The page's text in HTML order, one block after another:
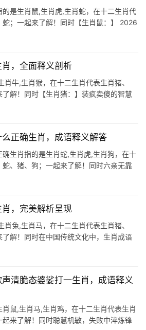
是生肖鼠,生肖虎,生肖蛇，在十二生肖代
；一起来了解！同时【生肖鼠：】 2026
恐遭打压，项目被抢或团队停滞，职场
，全面释义剖析
牛,生肖猴，在十二生肖代表生肖猪、
解！同时【生肖猪：】装疯卖傻的智慧
逢“天德”吉星照拂，事业上若遇团队倾
正确生肖，成语释义解答
生肖指的是生肖蛇,生肖虎,生肖狗，在十
、猪、狗；一起来了解！同时六亲无靠
性刚烈独行，早年多因性格强势与亲友
，完美解析呈现
兔,生肖马，在十二生肖代表生肖猪、
解！同时在中国传统文化中，生肖成语
特定属相的性格特质紧密相连，本文将
清脆态婆娑打一生肖，成语释义
鼠,生肖马,生肖鸡，在十二生肖代表生肖
起来了解！同时聪慧机敏，失败中淬炼锋